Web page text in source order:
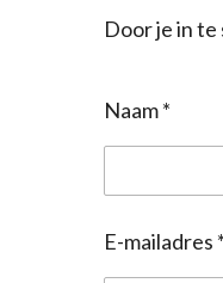
Door je in
Naam *
E-mailadres *